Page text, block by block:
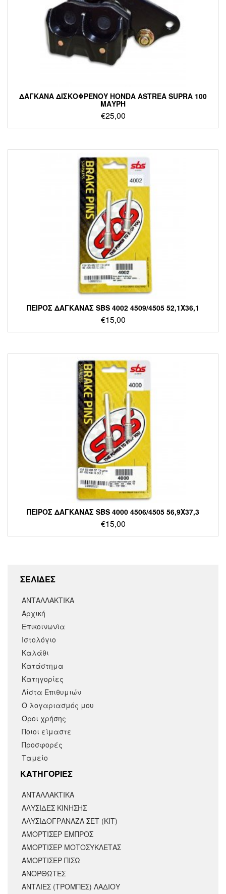
ΔΑΓΚΑΝΑ ΔΙΣΚΟΦΡΕΝΟΥ HONDA ASTREA SUPRA 100
ΜΑΥΡΗ
€25,00
ΠΕΙΡΟΣ ΔΑΓΚΑΝΑΣ SBS 4002 4509/4505 52,1X36,1
€15,00
ΠΕΙΡΟΣ ΔΑΓΚΑΝΑΣ SBS 4000 4506/4505 56,9X37,3
€15,00
ΣΕΛΙΔΕΣ
ΑΝΤΑΛΛΑΚΤΙΚΑ
Αρχική
Επικοινωνία
Ιστολόγιο
Καλάθι
Κατάστημα
Κατηγορίες
Λίστα Επιθυμιών
Ο λογαριασμός μου
Όροι χρήσης
Ποιοι είμαστε
Προσφορές
Ταμείο
KΑΤΗΓΟΡΙΕΣ
ΑΝΤΑΛΛΑΚΤΙΚΆ
ΑΛΥΣΙΔΕΣ ΚΙΝΗΣΗΣ
ΑΛΥΣΙΔΟΓΡΑΝΑΖΑ ΣΕΤ (ΚΙΤ)
ΑΜΟΡΤΙΣΕΡ ΕΜΠΡΟΣ
ΑΜΟΡΤΙΣΈΡ ΜΟΤΟΣΥΚΛΈΤΑΣ
ΑΜΟΡΤΙΣΕΡ ΠΙΣΩ
ΑΝΟΡΘΩΤΕΣ
ΑΝΤΛΙΕΣ (ΤΡΟΜΠΕΣ) ΛΑΔΙΟΥ